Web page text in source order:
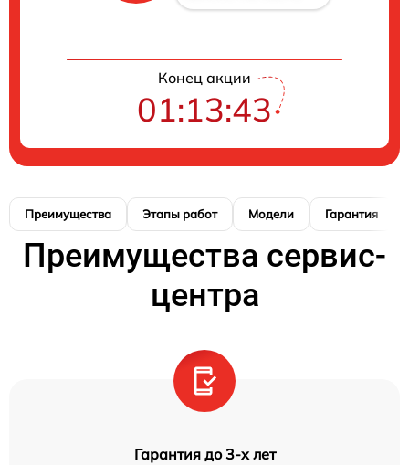
Конец акции
01:13:42
Преимущества Этапы работ Модели Гарантия
Преимущества сервис-
центра
Гарантия до 3-х лет